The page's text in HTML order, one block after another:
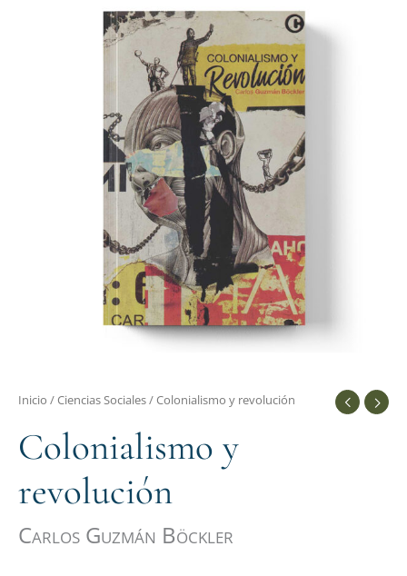
Inicio /Ciencias Sociales/ Colonialismo y revolución
Colonialismo y
revolución
Carlos Guzmán Böckler